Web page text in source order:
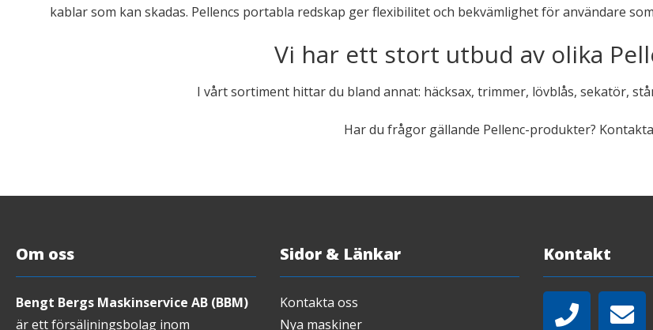
kablar som kan skadas. Pellencs portabla redskap ger flexibilitet och bekvämlighet för användare
Vi har ett stort utbud av olika
I vårt sortiment hittar du bland annat: häcksax, trimmer, lövblås, sekatör,
Har du frågor gällande Pellenc-produkter?
Om oss
Bengt Bergs Maskinservice AB (BBM)
är ett försäljningsbolag inom
Sidor & Länkar
Kontakta oss
Nya maskiner
Kontakt